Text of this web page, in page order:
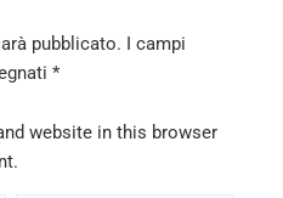
pubblicato. I campi
*
website in this browser